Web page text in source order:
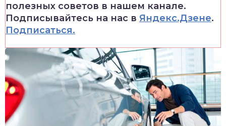
полезных советов в нашем канале.
Подписывайтесь на нас в Яндекс.Дзене.
Подписаться.